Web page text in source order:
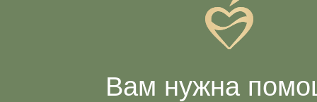
Вам нужна
с подбором